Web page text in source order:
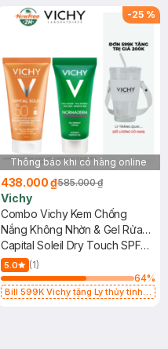
-25 %
Thông báo khi có hàng online
438.000 ₫585.000 ₫
Vichy
Combo Vichy Kem Chống
Nắng Không Nhờn & Gel Rửa
Mặt Da Mụn
Capital Soleil Dry Touch SPF
50 50ml + Normaderm
Phytosolution Intensive
Purifying Gel 50ml
5.0
(1)
64%
Bill 599K Vichy tặng Ly thủy tinh